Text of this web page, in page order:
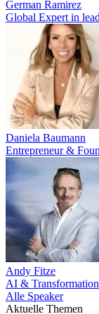
German Ramirez
Global Expert in
Daniela Baumann
Entrepreneur &
Andy Fitze
AI &
Alle Speaker
Aktuelle Themen